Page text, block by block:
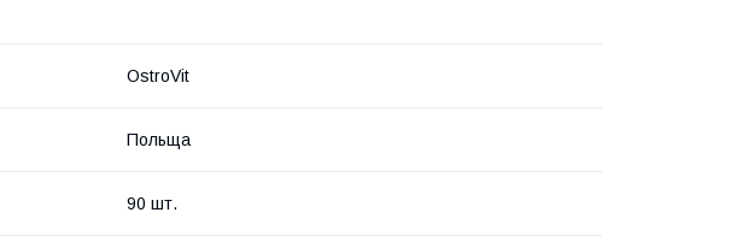
OstroVit
Польща
90 шт.